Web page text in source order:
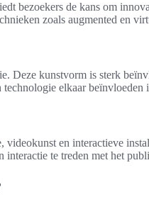
bezoekers de kans om
zoals augmented en
Deze kunstvorm is sterk
elkaar beïnvloeden
en interactieve
te treden met het